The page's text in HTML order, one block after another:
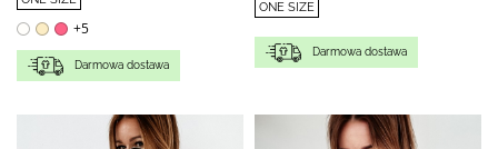
+5
Darmowa dostawa
ONE SIZE
Darmowa dostawa